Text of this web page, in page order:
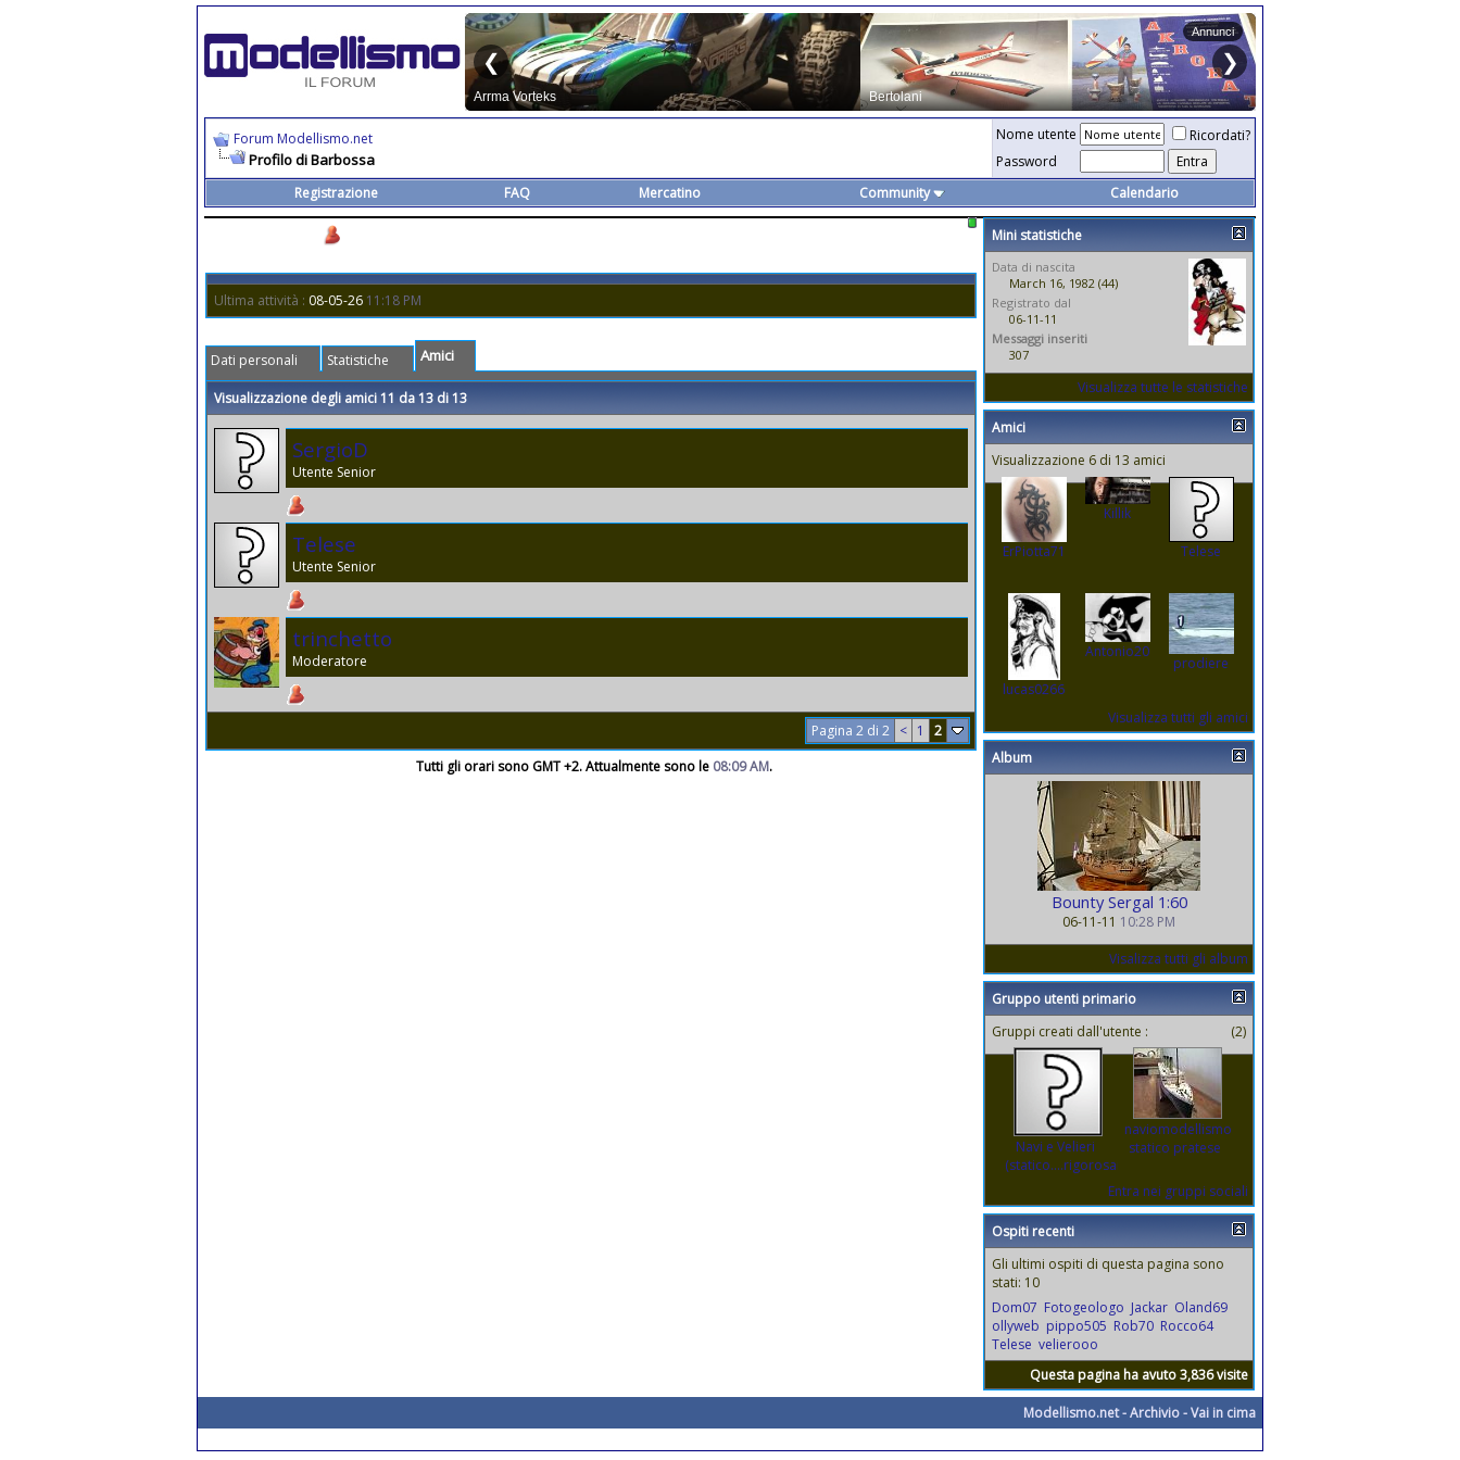
Forum Modellismo.net
Profilo di Barbossa
Nome utente
Ricordati?
Password
Registrazione
FAQ Mercatino Community Calendario
Ultima attività : 08-05-26 11:18 PM
Dati personali Statistiche Amici
Visualizzazione degli amici 11 da 13 di 13
SergioD
Utente Senior
Telese
Utente Senior
trinchetto
Moderatore
Pagina 2 di 2 < 1 2
Mini statistiche
Data di nascita
March 16, 1982 (44)
Registrato dal
06-11-11
Messaggi inseriti
307
Visualizza tutte le statistiche
Amici
Visualizzazione 6 di 13 amici
ErPiotta71
Killik
Telese
lucas0266
Antonio20
prodiere
Visualizza tutti gli amici
Album
Bounty Sergal 1:60
06-11-11 10:28 PM
Visalizza tutti gli album
Gruppo utenti primario
(2)
Gruppi creati dall'utente :
Navi e Velieri
(statico....rigorosamente)
naviomodellismo
statico pratese
Entra nei gruppi sociali
Ospiti recenti
Gli ultimi ospiti di questa pagina sono
stati: 10
Dom07 Fotogeologo Jackar Oland69
ollyweb pippo505 Rob70 Rocco64
Telese velierooo
Questa pagina ha avuto 3,836 visite
Tutti gli orari sono GMT +2. Attualmente sono le 08:09 AM.
Modellismo.net-Archivio-Vai in cima